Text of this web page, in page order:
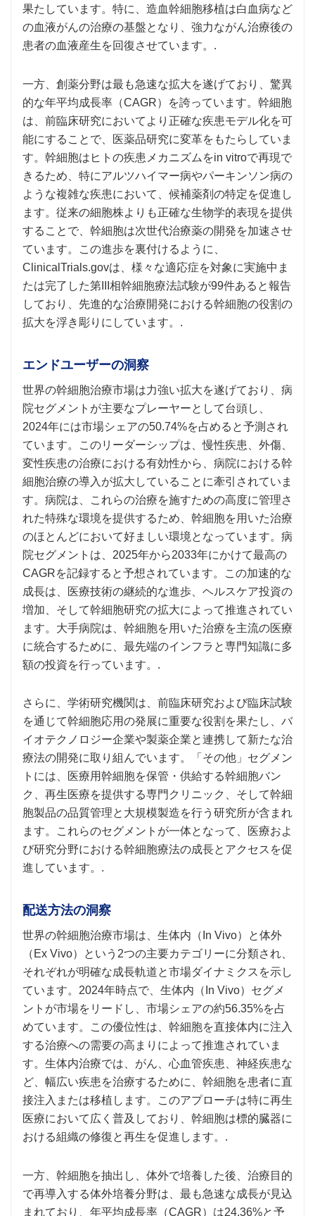
果たしています。特に、造血幹細胞移植は白血病など
の血液がんの治療の基盤となり、強力ながん治療後の
患者の血液産生を回復させています。.
一方、創薬分野は最も急速な拡大を遂げており、驚異
的な年平均成長率（CAGR）を誇っています。幹細胞
は、前臨床研究においてより正確な疾患モデル化を可
能にすることで、医薬品研究に変革をもたらしていま
す。幹細胞はヒトの疾患メカニズムをin vitroで再現で
きるため、特にアルツハイマー病やパーキンソン病の
ような複雑な疾患において、候補薬剤の特定を促進し
ます。従来の細胞株よりも正確な生物学的表現を提供
することで、幹細胞は次世代治療薬の開発を加速させ
ています。この進歩を裏付けるように、
ClinicalTrials.govは、様々な適応症を対象に実施中ま
たは完了した第III相幹細胞療法試験が99件あると報告
しており、先進的な治療開発における幹細胞の役割の
拡大を浮き彫りにしています。.
エンドユーザーの洞察
世界の幹細胞治療市場は力強い拡大を遂げており、病
院セグメントが主要なプレーヤーとして台頭し、
2024年には市場シェアの50.74%を占めると予測され
ています。このリーダーシップは、慢性疾患、外傷、
変性疾患の治療における有効性から、病院における幹
細胞治療の導入が拡大していることに牽引されていま
す。病院は、これらの治療を施すための高度に管理さ
れた特殊な環境を提供するため、幹細胞を用いた治療
のほとんどにおいて好ましい環境となっています。病
院セグメントは、2025年から2033年にかけて最高の
CAGRを記録すると予想されています。この加速的な
成長は、医療技術の継続的な進歩、ヘルスケア投資の
増加、そして幹細胞研究の拡大によって推進されてい
ます。大手病院は、幹細胞を用いた治療を主流の医療
に統合するために、最先端のインフラと専門知識に多
額の投資を行っています。.
さらに、学術研究機関は、前臨床研究および臨床試験
を通じて幹細胞応用の発展に重要な役割を果たし、バ
イオテクノロジー企業や製薬企業と連携して新たな治
療法の開発に取り組んでいます。「その他」セグメン
トには、医療用幹細胞を保管・供給する幹細胞バン
ク、再生医療を提供する専門クリニック、そして幹細
胞製品の品質管理と大規模製造を行う研究所が含まれ
ます。これらのセグメントが一体となって、医療およ
び研究分野における幹細胞療法の成長とアクセスを促
進しています。.
配送方法の洞察
世界の幹細胞治療市場は、生体内（In Vivo）と体外
（Ex Vivo）という2つの主要カテゴリーに分類され、
それぞれが明確な成長軌道と市場ダイナミクスを示し
ています。2024年時点で、生体内（In Vivo）セグメ
ントが市場をリードし、市場シェアの約56.35%を占
めています。この優位性は、幹細胞を直接体内に注入
する治療への需要の高まりによって推進されていま
す。生体内治療では、がん、心血管疾患、神経疾患な
ど、幅広い疾患を治療するために、幹細胞を患者に直
接注入または移植します。このアプローチは特に再生
医療において広く普及しており、幹細胞は標的臓器に
おける組織の修復と再生を促進します。.
一方、幹細胞を抽出し、体外で培養した後、治療目的
で再導入する体外培養分野は、最も急速な成長が見込
まれており、年平均成長率（CAGR）は24.36%と予